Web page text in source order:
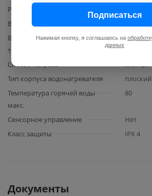
Размещение подводки
Внутреннее покрытие бака
Время нагрева до макс.
темературы
56
Способ нагрева
Тип корпуса водонагревателя
плоский
Температура горячей воды
макс.
80
Сенсорное управление
Нет
Класс защиты
IPX 4
Документы
Подписаться
Нажимая кнопку, я соглашаюсь на
данных